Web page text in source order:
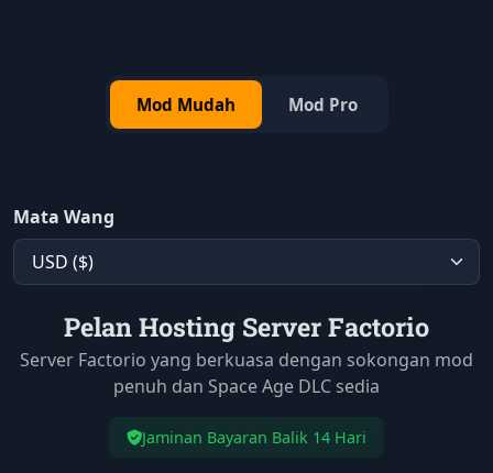
Mod Mudah Mod Pro
Mata Wang
Pelan Hosting Server Factorio
Server Factorio yang berkuasa dengan sokongan mod
penuh dan Space Age DLC sedia
Jaminan Bayaran Balik 14 Hari